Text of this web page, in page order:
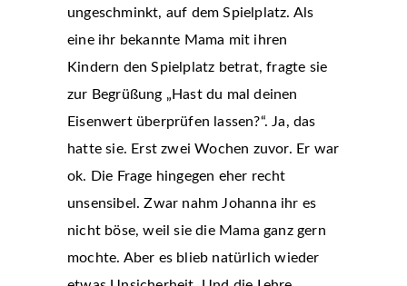
ungeschminkt, auf dem Spielplatz. Als
eine ihr bekannte Mama mit ihren
Kindern den Spielplatz betrat, fragte sie
zur Begrüßung „Hast du mal deinen
Eisenwert überprüfen lassen?“. Ja, das
hatte sie. Erst zwei Wochen zuvor. Er war
ok. Die Frage hingegen eher recht
unsensibel. Zwar nahm Johanna ihr es
nicht böse, weil sie die Mama ganz gern
mochte. Aber es blieb natürlich wieder